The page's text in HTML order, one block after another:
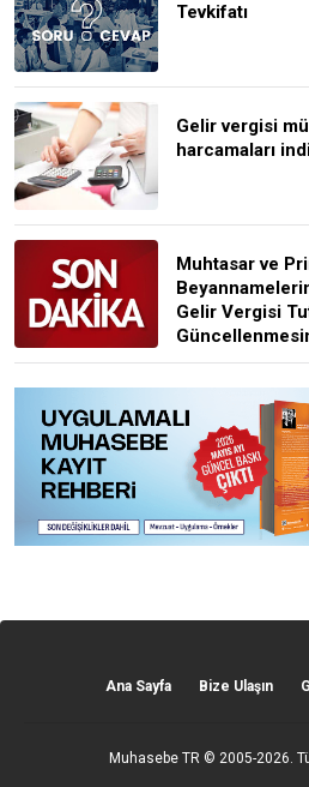
Tevkifatı
Gelir vergisi
harcamaları
Muhtasar ve
Gelir Vergisi
Ana Sayfa Bize Ulaşın
Muhasebe TR © 2005-2026.